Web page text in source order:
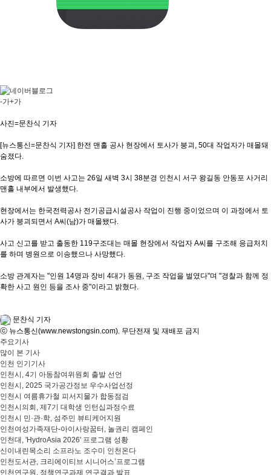
-가+가
사진=문찬식 기자
[뉴스통신=문찬식 기자] 한전 맨홀 공사 현장에서 토사가 붕괴, 50대 작업자가 매몰돼
숨졌다.
소방에 따르면 이번 사고는 26일 새벽 3시 38분경 인천시 서구 왕길동 안동포 사거리
맨홀 내부에서 발생했다.
현장에서는 한국전력공사 전기공급시설공사 작업이 진행 중이었으며 이 과정에서 토
사가 붕괴되면서 A씨(남)가 매몰됐다.
사고 신고를 받고 출동한 119구조대는 매몰 현장에서 작업자 A씨를 구조해 응급처치
를 하며 병원으로 이송했으나 사망했다.
소방 관계자는 "인원 14명과 장비 4대가 동원, 구조 작업을 벌였다"며 "경찰과 함께 정
확한 사고 원인 등을 조사 중"이라고 밝혔다.
문찬식 기자
ⓒ 뉴스통신(www.newstongsin.com). 무단전재 및 재배포 금지
주요기사
많이 본 기사
인천 인기기사
인천시, 4기 아동참여위원회 출발 선언
인천시, 2025 국가공간정보 우수사업선정
인천시 여름휴가철 피서지물가 합동점검
인천시의회, 제7기 대학생 인턴십과정수료
인천시 민·관·학, 섬주민 뷰티케어지원
인천여성가족재단-아이사랑꿈터, 놀권리 캠페인
인천대, 'HydroAsia 2026' 프로그램 성황
신이내린목소리 소프라노 조수미 인천온다
인천도서관, 크리에이티브 시니어스’프로그램
인천연구원, 정책연구과제 연구결과 발표